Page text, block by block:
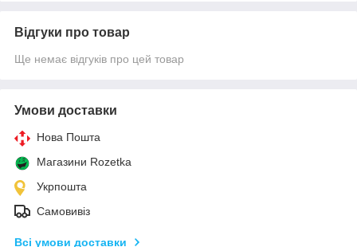
Відгуки про товар
Ще немає відгуків про цей товар
Умови доставки
Нова Пошта
Магазини Rozetka
Укрпошта
Самовивіз
Всі умови доставки